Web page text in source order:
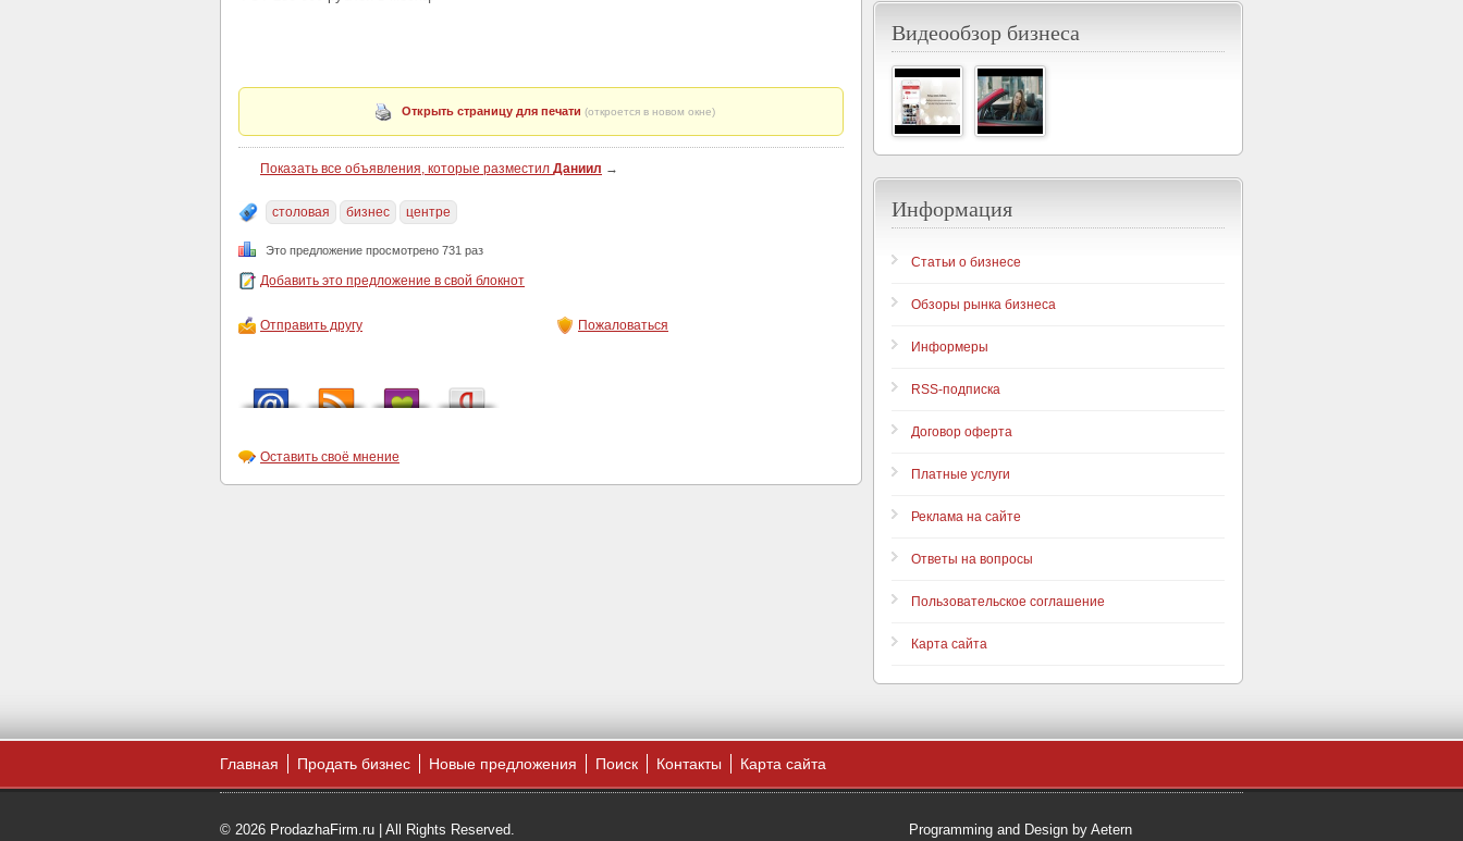
Открыть страницу для печати (откроется в новом окне)
Показать все объявления, которые разместил Даниил →
столовая бизнес центре
Это предложение просмотрено 731 раз
Добавить это предложение в свой блокнот
Отправить другу Пожаловаться
Оставить своё мнение
Видеообзор бизнеса
Информация
Статьи о бизнесе
Обзоры рынка бизнеса
Информеры
RSS-подписка
Договор оферта
Платные услуги
Реклама на сайте
Ответы на вопросы
Пользовательское соглашение
Карта сайта
Главная Продать бизнес Новые предложения Поиск Контакты Карта сайта
© 2026 ProdazhaFirm.ru | All Rights Reserved. Programming and Design by Aetern